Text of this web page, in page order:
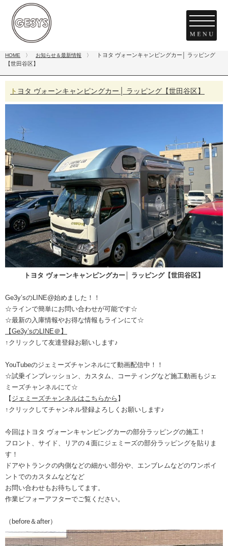
HOME 〉 お知らせ＆最新情報 〉
トヨタ ヴォーンキャンピングカー│ ラッピング
【世田谷区】
トヨタ ヴォーンキャンピングカー│ ラッピング【世田谷区】
トヨタ ヴォーンキャンピングカー│ ラッピング【世田谷区】
Ge3y’sのLINE@始めました！！
☆ラインで簡単にお問い合わせが可能です☆
☆最新の入庫情報やお得な情報もラインにて☆
【Ge3y’sのLINE＠】
↑クリックして友達登録お願いします♪
YouTubeのジェミーズチャンネルにて動画配信中！！
☆試乗インプレッション、カスタム、コーティングなど施工動画もジェ
ミーズチャンネルにて☆
【 ジェミーズチャンネルはこちらから 】
↑クリックしてチャンネル登録よろしくお願いします♪
今回はトヨタ ヴォーンキャンピングカーの部分ラッピングの施工！
フロント、サイド、リアの４面にジェミーズの部分ラッピングを貼りま
す！
ドアやトランクの内側などの細かい部分や、エンブレムなどのワンポイ
ントでのカスタムなどなど
お問い合わせもお待ちしてます。
作業ビフォーアフターでご覧ください。
（before＆after）